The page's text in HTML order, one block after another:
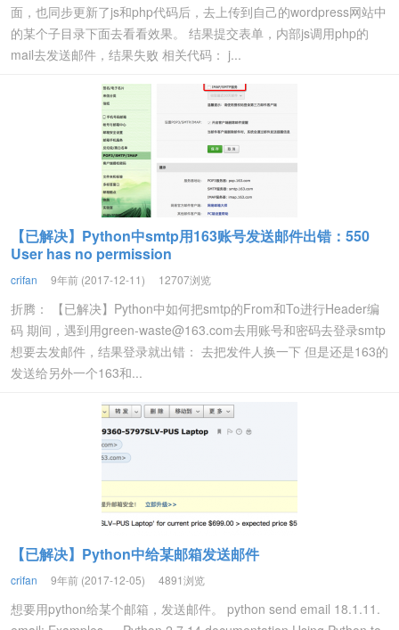
面，也同步更新了js和php代码后，去上传到自己的wordpress网站中
的某个子目录下面去看看效果。 结果提交表单，内部js调用php的
mail去发送邮件，结果失败 相关代码： j...
【已解决】Python中smtp用163账号发送邮件出错：550
User has no permission
crifan 9年前 (2017-12-11) 12707浏览
折腾： 【已解决】Python中如何把smtp的From和To进行Header编
码 期间，遇到用green-waste@163.com去用账号和密码去登录smtp
想要去发邮件，结果登录就出错： 去把发件人换一下 但是还是163的
发送给另外一个163和...
【已解决】Python中给某邮箱发送邮件
crifan 9年前 (2017-12-05) 4891浏览
想要用python给某个邮箱，发送邮件。 python send email 18.1.11.